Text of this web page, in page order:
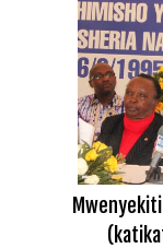
Mwenyekiti